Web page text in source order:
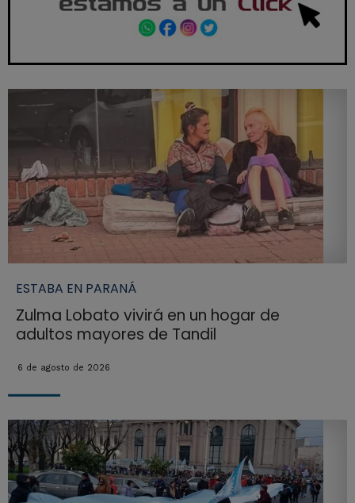
ESTABA EN PARANÁ
Zulma Lobato vivirá en un hogar de
adultos mayores de Tandil
6 de agosto de 2026